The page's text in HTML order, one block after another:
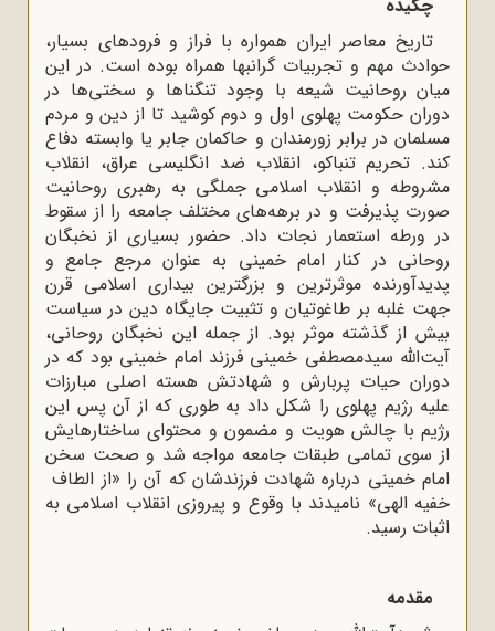
چکیده
تاریخ معاصر ایران همواره با فراز و فرودهای بسیار،
حوادث مهم و تجربیات گرانبها همراه بوده است. در این
میان روحانیت شیعه با وجود تنگناها و سختی‌ها در
دوران حکومت پهلوی اول و دوم کوشید تا از دین و مردم
مسلمان در برابر زورمندان و حاکمان جابر یا وابسته دفاع
کند. تحریم تنباکو، انقلاب ضد انگلیسی عراق، انقلاب
مشروطه و انقلاب اسلامی جملگی به رهبری روحانیت
صورت پذیرفت و در برهه‌های مختلف جامعه را از سقوط
در ورطه استعمار نجات داد. حضور بسیاری از نخبگان
روحانی در کنار امام خمینی به عنوان مرجع جامع و
پدیدآورنده موثرترین و بزرگترین بیداری اسلامی قرن
جهت غلبه بر طاغوتیان و تثبیت جایگاه دین در سیاست
بیش از گذشته موثر بود. از جمله این نخبگان روحانی،
آیت‌الله سیدمصطفی خمینی فرزند امام خمینی بود که در
دوران حیات پربارش و شهادتش هسته اصلی مبارزات
علیه رژیم پهلوی را شکل داد به طوری که از آن پس این
رژیم با چالش هویت و مضمون و محتوای ساختارهایش
از سوی تمامی طبقات جامعه مواجه شد و صحت سخن
امام خمینی درباره شهادت فرزندشان که آن را «از الطاف ‌
‌خفیه الهی» نامیدند با وقوع و پیروزی انقلاب اسلامی به
اثبات رسید.
مقدمه